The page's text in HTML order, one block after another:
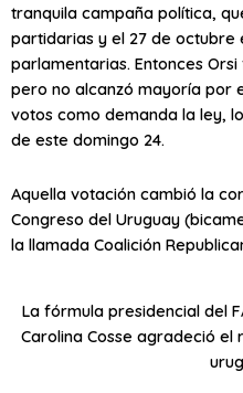
tranquila campaña política,
partidarias y el 27 de octubre
parlamentarias. Entonces
pero no alcanzó mayoría por
votos como demanda la ley,
de este domingo 24.
Aquella votación cambió la
Congreso del Uruguay
la llamada Coalición
La fórmula presidencial del
Carolina Cosse agradeció el